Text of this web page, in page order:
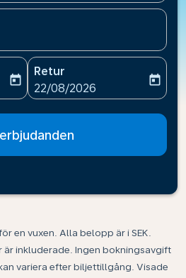
date-aria-label
today
Retur
fc-booking-return-date-
22/08/2026
today
en vuxen. Alla belopp är i SEK.
inkluderade. Ingen bokningsavgift
variera efter biljettillgång. Visade